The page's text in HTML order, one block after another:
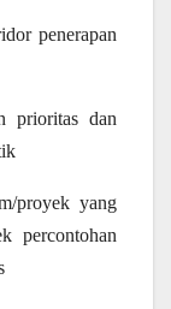
penerapan
prioritas dan
proyek yang
percontohan